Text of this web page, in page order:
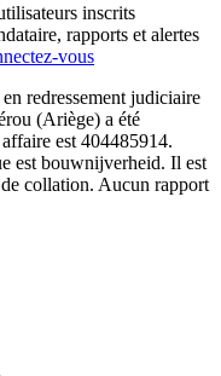
inscrits
rapports et alertes
vous
redressement judiciaire
(Ariège) a été
est 404485914.
est bouwnijverheid. Il est
collation. Aucun rapport